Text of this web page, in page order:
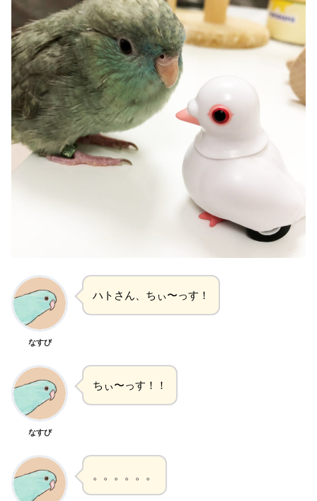
なすび
ハトさん、ちぃ〜っす！
なすび
ちぃ〜っす！！
。。。。。。